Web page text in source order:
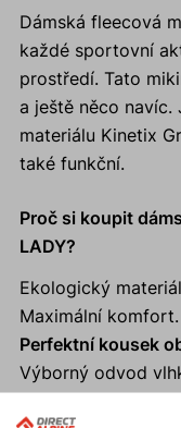
Dámská fleecová
každé sportovní
prostředí. Tato
a ještě něco navíc.
materiálu Kinetix
také funkční.
Proč si koupit
LADY?
Ekologický
Maximální komfort.
Perfektní kousek
Výborný odvod